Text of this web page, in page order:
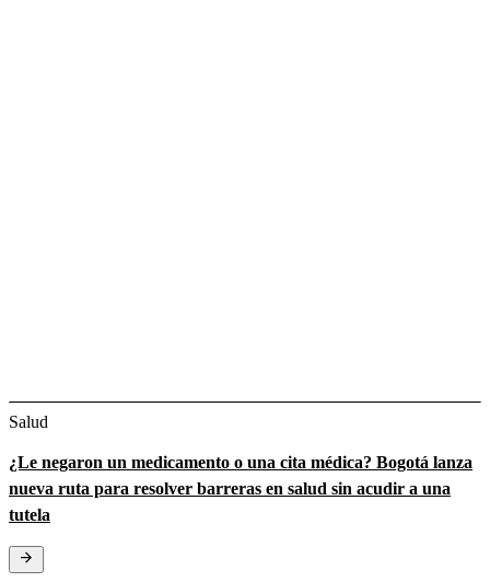
Salud
¿Le negaron un medicamento o una cita médica? Bogotá lanza
nueva ruta para resolver barreras en salud sin acudir a una
tutela